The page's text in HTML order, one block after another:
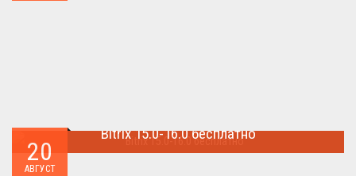
20
АВГУСТ
Bitrix 15.0-16.0 бесплатно